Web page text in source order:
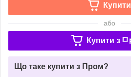
Купити
або
Купити з
Що таке купити з Пром?